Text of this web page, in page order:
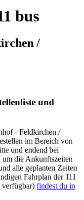
bus
/
und
- Feldkirchen /
im Bereich von
und endend bei
die Ankunftszeiten
alle geplanten Zeiten
Fahrplan der 111
verfügbar) findest du in